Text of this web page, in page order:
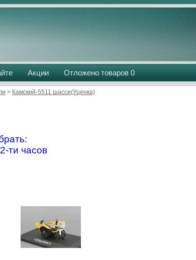
Акции Отложено товаров 0
> Камский-5511 шасси(Уценка)
ти часов